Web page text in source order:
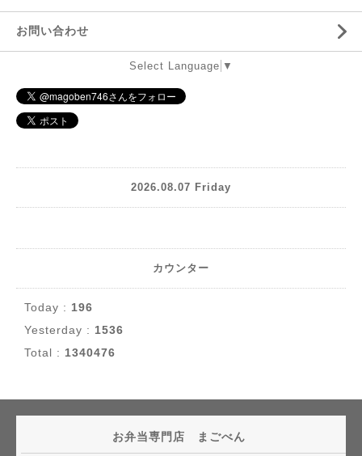
お問い合わせ
Select Language ▼
2026.08.07 Friday
カウンター
Today : 196
Yesterday : 1536
Total : 1340476
お弁当専門店 まごべん